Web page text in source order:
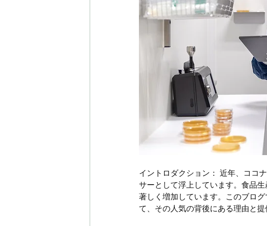
イントロダクション： 近年、ココ
サーとして浮上しています。食品
著しく増加しています。このブロ
て、その人気の背後にある理由と提